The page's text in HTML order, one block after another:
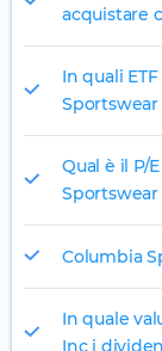
acquistare
In quali
Sportswear
Qual è il P/
Sportswear
Columbia
In quale
Inc i